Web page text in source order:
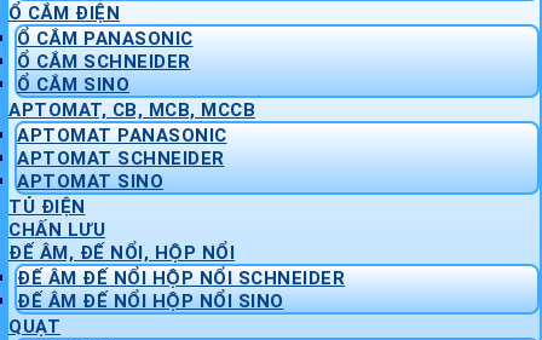
Ổ CẮM ĐIỆN
Ổ CẮM PANASONIC
Ổ CẮM SCHNEIDER
Ổ CẮM SINO
APTOMAT, CB, MCB, MCCB
APTOMAT PANASONIC
APTOMAT SCHNEIDER
APTOMAT SINO
TỦ ĐIỆN
CHẤN LƯU
ĐẾ ÂM, ĐẾ NỔI, HỘP NỔI
ĐẾ ÂM ĐẾ NỔI HỘP NỔI SCHNEIDER
ĐẾ ÂM ĐẾ NỔI HỘP NỔI SINO
QUẠT